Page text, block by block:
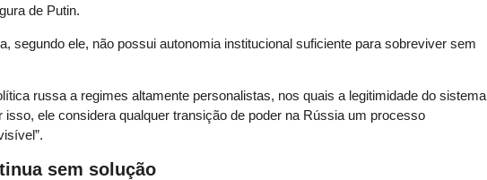
de Putin.
segundo ele, não possui autonomia institucional suficiente para sobreviver sem
russa a regimes altamente personalistas, nos quais a legitimidade do sistema
isso, ele considera qualquer transição de poder na Rússia um processo
sem solução